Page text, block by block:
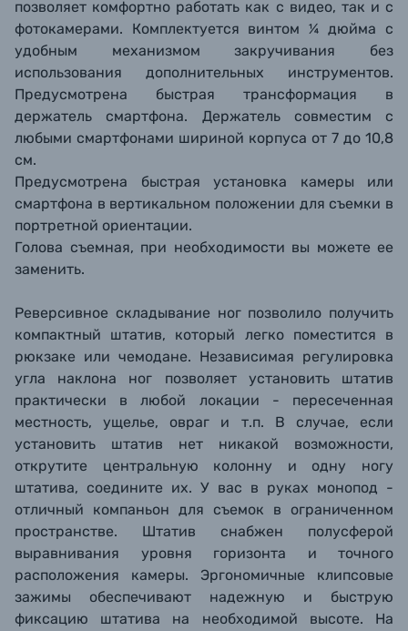
позволяет комфортно работать как с видео, так и с
фотокамерами. Комплектуется винтом ¼ дюйма с
удобным механизмом закручивания без
использования дополнительных инструментов.
Предусмотрена быстрая трансформация в
держатель смартфона. Держатель совместим с
любыми смартфонами шириной корпуса от 7 до 10,8
cм.
Предусмотрена быстрая установка камеры или
смартфона в вертикальном положении для съемки в
портретной ориентации.
Голова съемная, при необходимости вы можете ее
заменить.
Реверсивное складывание ног позволило получить
компактный штатив, который легко поместится в
рюкзаке или чемодане. Независимая регулировка
угла наклона ног позволяет установить штатив
практически в любой локации - пересеченная
местность, ущелье, овраг и т.п. В случае, если
установить штатив нет никакой возможности,
открутите центральную колонну и одну ногу
штатива, соедините их. У вас в руках монопод -
отличный компаньон для съемок в ограниченном
пространстве. Штатив снабжен полусферой
выравнивания уровня горизонта и точного
расположения камеры. Эргономичные клипсовые
зажимы обеспечивают надежную и быструю
фиксацию штатива на необходимой высоте. На